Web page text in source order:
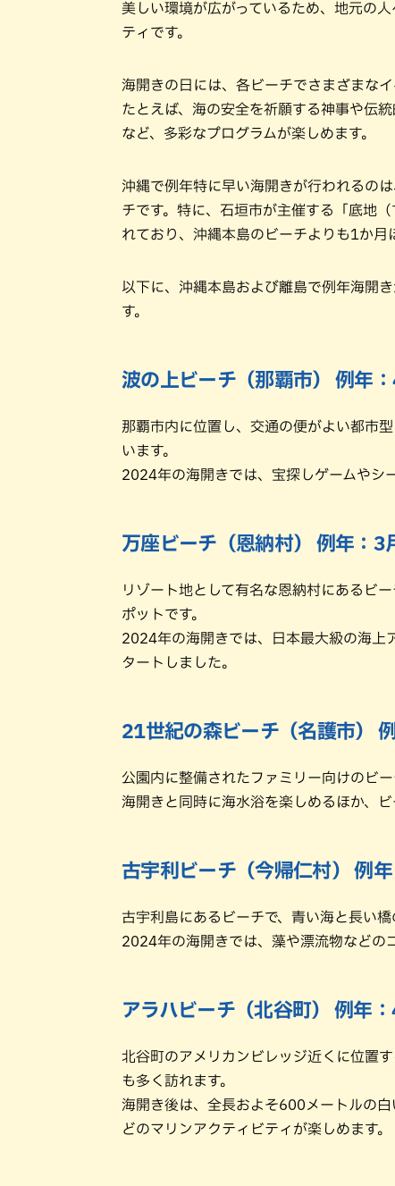
美しい環境が広がっているため、地元の
ティです。
海開きの日には、各ビーチでさまざまなイ
たとえば、海の安全を祈願する神事や伝
など、多彩なプログラムが楽しめます。
沖縄で例年特に早い海開きが行われるの
チです。特に、石垣市が主催する「底地
れており、沖縄本島のビーチよりも1か月
以下に、沖縄本島および離島で例年海開
す。
波の上ビーチ（那覇市） 例年
那覇市内に位置し、交通の便がよい都市
います。
2024年の海開きでは、宝探しゲームやシ
万座ビーチ（恩納村） 例年：3
リゾート地として有名な恩納村にあるビ
ポットです。
2024年の海開きでは、日本最大級の海上
タートしました。
21世紀の森ビーチ（名護市）
公園内に整備されたファミリー向けのビ
海開きと同時に海水浴を楽しめるほか、
古宇利ビーチ（今帰仁村） 例
古宇利島にあるビーチで、青い海と長い
2024年の海開きでは、藻や漂流物などの
アラハビーチ（北谷町） 例年
北谷町のアメリカンビレッジ近くに位置
も多く訪れます。
海開き後は、全長およそ600メートルの
どのマリンアクティビティが楽しめます。